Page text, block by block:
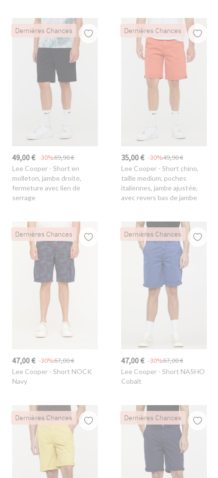
Dernières Chances
49,00 € 69,90 €
-30%
Lee Cooper- Short en
molleton, jambe droite,
fermeture avec lien de
serrage
Dernières Chances
35,00 € 49,90 €
-30%
Lee Cooper- Short chino,
taille medium, poches
italiennes, jambe ajustée,
avec revers bas de jambe
Dernières Chances
47,00 € 67,00 €
-30%
Lee Cooper- Short NOCK
Navy
Dernières Chances
47,00 € 67,00 €
-30%
Lee Cooper- Short NASHO
Cobalt
Dernières Chances Dernières Chances